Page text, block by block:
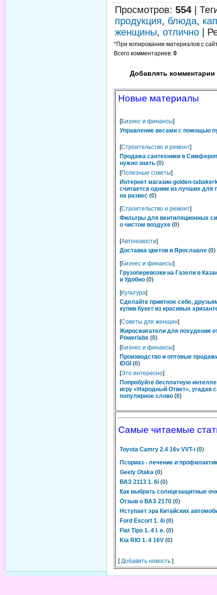
Просмотров: 554
продукция, блюда,
женщины, отлично
*При копировании материалов с
Всего комментариев: 0
Добавлять комментарии
Новые материалы
[Бизнес и финансы]
Управление весами с помощью
[Строительство и ремонт]
Продажа сантехники в
нужно знать (0)
[Полезные советы]
Интернет магазин golden-
считается одним из лучших для
на развес (0)
[Строительство и ремонт]
Фильтры для вентиляционных
о чистом воздухе (0)
[Автоновости]
Доставка цветов в Ярославле (0)
[Бизнес и финансы]
Грузоперевозки на Газели в
и Удобно (0)
[Культура]
Сделайте приятное себе,
купив букет из красивых
[Советы для женщин]
Жиросжигатели для похудения
Powerlabs (0)
[Бизнес и финансы]
Производство и оптовые
IDGI (0)
[Это интересно]
Попробуйте бесплатную
игру «Народный Ответ», угадав
популярное слово (0)
Самые читаемые
Toyota Camry 2.4 16v VVT-i (0)
Псориаз - лечение и
Geely Otaka (0)
ВАЗ 2113 1. 6i (0)
Как выбрать солнцезащитные
Отзыв о ВАЗ 2170 (0)
Нступает эра Китайских
Ford Escort 1. 4i (0)
Fiat Tipo 1. 4 I. e. (0)
Kia RIO 1. 4 16V (0)
[Добавить новость ]